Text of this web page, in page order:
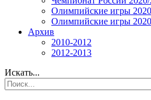
Олимпийские игры
Олимпийские игры
Архив
2010-2012
2012-2013
Искать...